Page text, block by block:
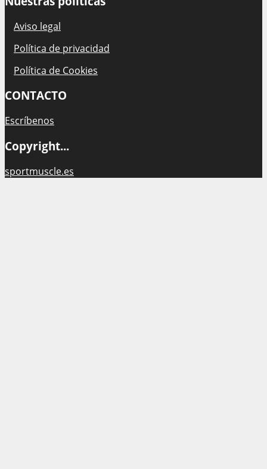
Aviso legal
Política de privacidad
Política de Cookies
CONTACTO
Escríbenos
Copyright...
sportmuscle.es